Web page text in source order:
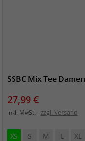
SSBC Mix Tee Damen
Preis
27,99 €
inkl. MwSt. zzgl. Versand
XS S M L XL